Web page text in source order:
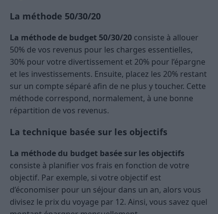
La méthode 50/30/20
La méthode de budget 50/30/20 consiste à allouer
50% de vos revenus pour les charges essentielles,
30% pour votre divertissement et 20% pour l’épargne
et les investissements. Ensuite, placez les 20% restant
sur un compte séparé afin de ne plus y toucher. Cette
méthode correspond, normalement, à une bonne
répartition de vos revenus.
La technique basée sur les objectifs
La méthode du budget basée sur les objectifs
consiste à planifier vos frais en fonction de votre
objectif. Par exemple, si votre objectif est
d’économiser pour un séjour dans un an, alors vous
divisez le prix du voyage par 12. Ainsi, vous savez quel